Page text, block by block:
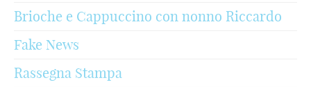
Brioche e Cappuccino con nonno Riccardo
Fake News
Rassegna Stampa